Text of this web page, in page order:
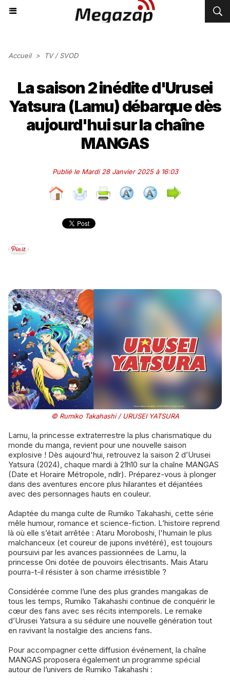
Accueil > TV / SVOD
La saison 2 inédite d'Urusei
Yatsura (Lamu) débarque dès
aujourd'hui sur la chaîne
MANGAS
Publié le Mardi 28 Janvier 2025 à 16:03
© Rumiko Takahashi / URUSEI YATSURA
Lamu, la princesse extraterrestre la plus charismatique du
monde du manga, revient pour une nouvelle saison
explosive ! Dès aujourd'hui, retrouvez la saison 2 d’Urusei
Yatsura (2024), chaque mardi à 21h10 sur la chaîne MANGAS
(Date et Horaire Métropole, ndlr). Préparez-vous à plonger
dans des aventures encore plus hilarantes et déjantées
avec des personnages hauts en couleur.
Adaptée du manga culte de Rumiko Takahashi, cette série
mêle humour, romance et science-fiction. L’histoire reprend
là où elle s’était arrêtée : Ataru Moroboshi, l'humain le plus
malchanceux (et coureur de jupons invétéré), est toujours
poursuivi par les avances passionnées de Lamu, la
princesse Oni dotée de pouvoirs électrisants. Mais Ataru
pourra-t-il résister à son charme irrésistible ?
Considérée comme l’une des plus grandes mangakas de
tous les temps, Rumiko Takahashi continue de conquérir le
cœur des fans avec ses récits intemporels. Le remake
d’Urusei Yatsura a su séduire une nouvelle génération tout
en ravivant la nostalgie des anciens fans.
Pour accompagner cette diffusion événement, la chaîne
MANGAS proposera également un programme spécial
autour de l’univers de Rumiko Takahashi :